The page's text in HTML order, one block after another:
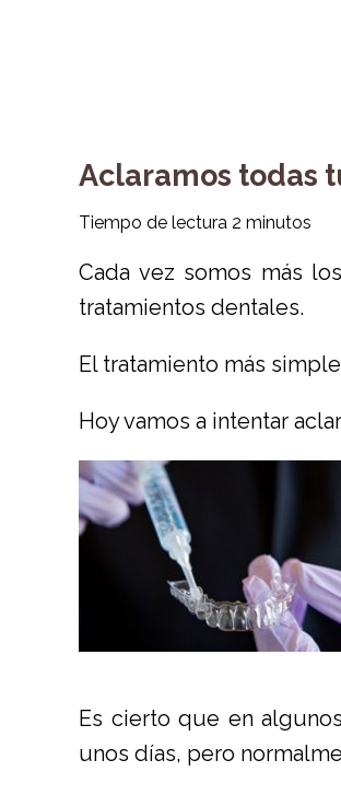
Aclaramos todas
Tiempo de lectura 2 minutos
Cada vez somos más
tratamientos dentales.
El tratamiento más
Hoy vamos a intentar
Es cierto que en
unos días, pero